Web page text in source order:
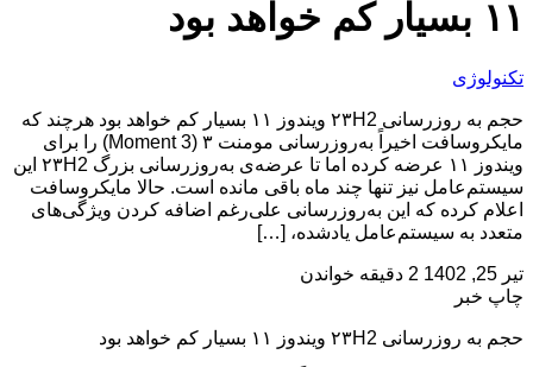
۱۱ بسیار کم خواهد بود
تکنولوژی
حجم به روزرسانی ۲۳H2 ویندوز ۱۱ بسیار کم خواهد بود هرچند که
مایکروسافت اخیراً به‌روزرسانی مومنت ۳ (Moment 3) را برای
ویندوز ۱۱ عرضه کرده اما تا عرضه‌ی به‌روزرسانی بزرگ ۲۳H2 این
سیستم‌عامل نیز تنها چند ماه باقی مانده است. حالا مایکروسافت
اعلام کرده که این به‌روزرسانی علی‌رغم اضافه کردن ویژگی‌های
متعدد به سیستم‌عامل یادشده، […]
تیر 25, 1402
2 دقیقه خواندن
چاپ خبر
حجم به روزرسانی ۲۳H2 ویندوز ۱۱ بسیار کم خواهد بود